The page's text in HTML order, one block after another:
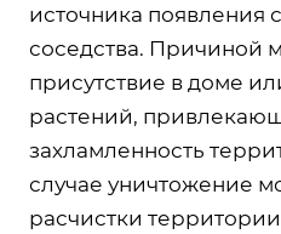
источника появления
соседства. Причиной
присутствие в доме
растений,
захламленность
случае уничтожение
расчистки